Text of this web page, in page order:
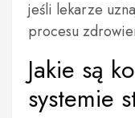
jeśli lekarze
procesu
Jakie są
systemie